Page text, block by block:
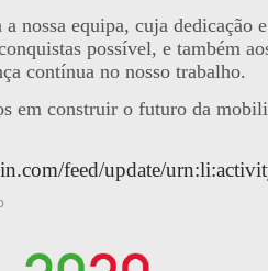
a nossa equipa, cuja dedicação
possível, e também
contínua no nosso trabalho.
em construir o futuro da
feed/update/